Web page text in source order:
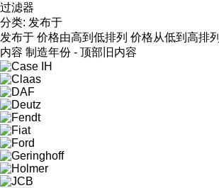
过滤器
分类: 发布于
发布于 价格由高到低排列 价格从低到高排列
内容 制造年份 - 顶部旧内容